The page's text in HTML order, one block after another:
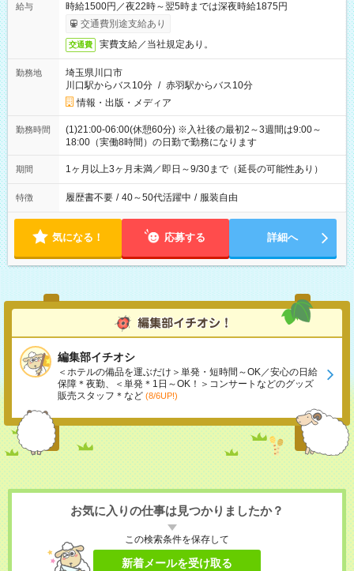
給与
時給1500円／夜22時～翌5時までは深夜時給1875円
交通費別途支給あり
交通費 実費支給／当社規定あり。
勤務地
埼玉県川口市
川口駅からバス10分 / 赤羽駅からバス10分
情報・出版・メディア
勤務時間
(1)21:00-06:00(休憩60分) ※入社後の最初2～3週間は9:00～
18:00（実働8時間）の日勤で勤務になります
期間 1ヶ月以上3ヶ月未満／即日～9/30まで（延長の可能性あり）
特徴 履歴書不要 / 40～50代活躍中 / 服装自由
気になる！ 応募する 詳細へ
編集部イチオシ
＜ホテルの備品を運ぶだけ＞単発・短時間～OK／安心の日給
保障＊夜勤、＜単発＊1日～OK！＞コンサートなどのグッズ
販売スタッフ＊など (8/6UP!)
お気に入りの仕事は見つかりましたか？
この検索条件を保存して
新着メールを受け取る